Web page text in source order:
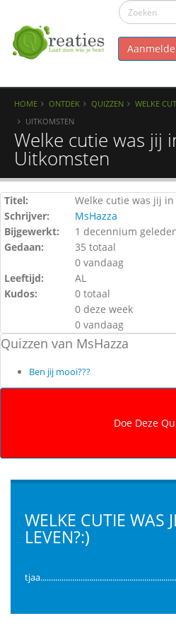
HOME ONTDEK QUIZZEN
WELKE
UITKOMSTEN
Welke cutie was jij
Uitkomsten
Titel:
Welke cutie was jij
Schrijver:
MsHazza
Bijgewerkt:
1 decennium
Gedaan:
35 totaal
0 vandaag
Leeftijd:
AL
Kudos:
0 totaal
0 deze week
0 vandaag
Quizzen van MsHazza
Ben jij mooi???
WELKE CUTIE WAS
LEVEN?:)